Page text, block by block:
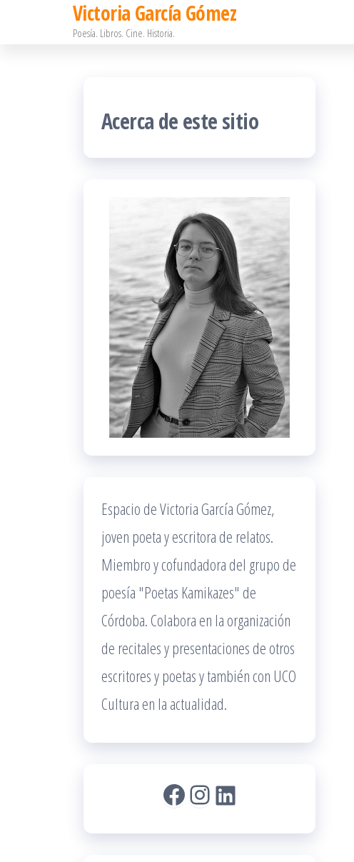
Victoria García Gómez
Poesía. Libros. Cine. Historia.
Acerca de este sitio
Espacio de Victoria García Gómez,
joven poeta y escritora de relatos.
Miembro y cofundadora del grupo de
poesía "Poetas Kamikazes" de
Córdoba. Colabora en la organización
de recitales y presentaciones de otros
escritores y poetas y también con UCO
Cultura en la actualidad.
Facebook
Instagram
LinkedIn